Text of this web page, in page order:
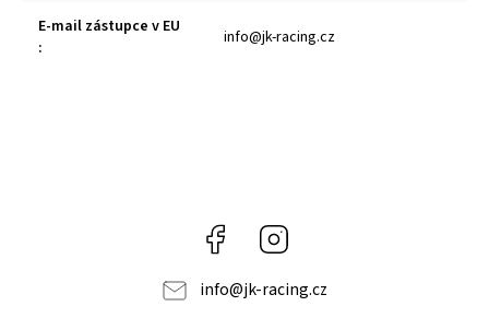
E-mail zástupce v EU
:
info@jk-racing.cz
Facebook
info@jk-racing.cz